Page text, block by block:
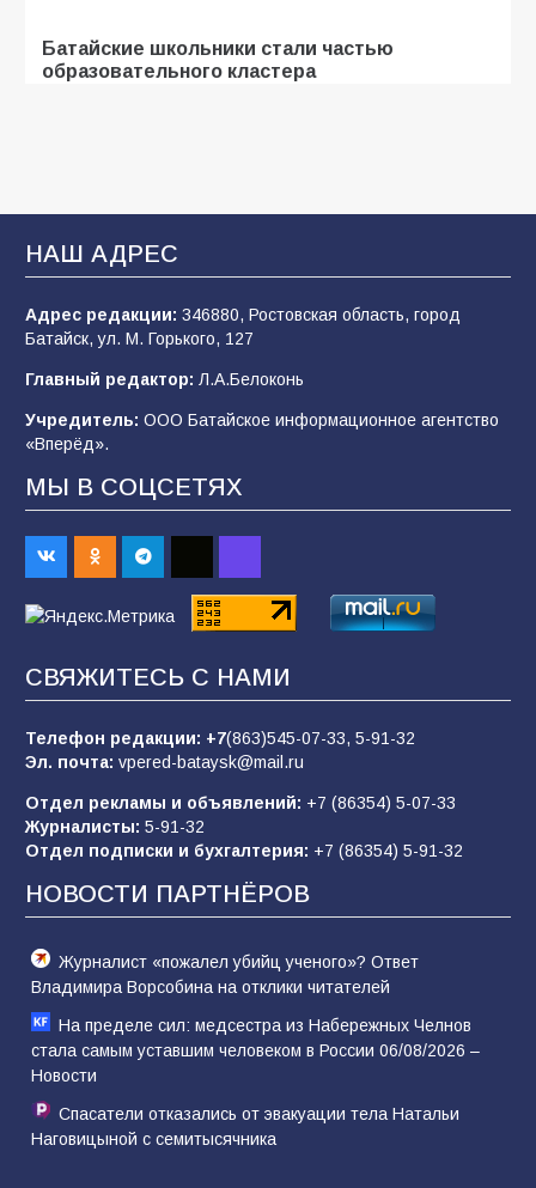
Батайские школьники стали частью
образовательного кластера
деле происходит в армии России в августе
2026 года
101 03.08.2026
Батайчане привезли 20 наград с областных
соревнований
93 06.08.2026
пропагандистский вброс
«Слухами Москву не возьмёшь»: почему
заявления Киева о мобилизации — это
отчаяние, а не разведка
81 02.08.2026
НАШ АДРЕС
Адрес редакции: 346880, Ростовская область, город
Батайск, ул. М. Горького, 127
Главный редактор: Л.А.Белоконь
Учредитель: ООО Батайское информационное агентство
«Вперёд».
МЫ В СОЦСЕТЯХ
СВЯЖИТЕСЬ С НАМИ
Телефон редакции: +7(863)545-07-33, 5-91-32
Эл. почта: vpered-bataysk@mail.ru
Отдел рекламы и объявлений: +7 (86354) 5-07-33
Журналисты: 5-91-32
Отдел подписки и бухгалтерия: +7 (86354) 5-91-32
НОВОСТИ ПАРТНЁРОВ
Журналист «пожалел убийц ученого»? Ответ
Владимира Ворсобина на отклики читателей
На пределе сил: медсестра из Набережных Челнов
стала самым уставшим человеком в России 06/08/2026 –
Новости
Спасатели отказались от эвакуации тела Натальи
Наговицыной с семитысячника